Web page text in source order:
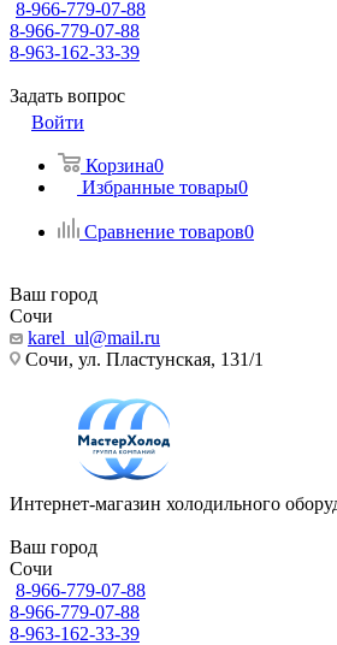
8-966-779-07-88
8-966-779-07-88
8-963-162-33-39
Задать вопрос
Войти
Корзина0
Избранные товары0
Сравнение товаров0
Ваш город
Сочи
karel_ul@mail.ru
Сочи, ул. Пластунская, 131/1
Интернет-магазин холодильного
Ваш город
Сочи
8-966-779-07-88
8-966-779-07-88
8-963-162-33-39